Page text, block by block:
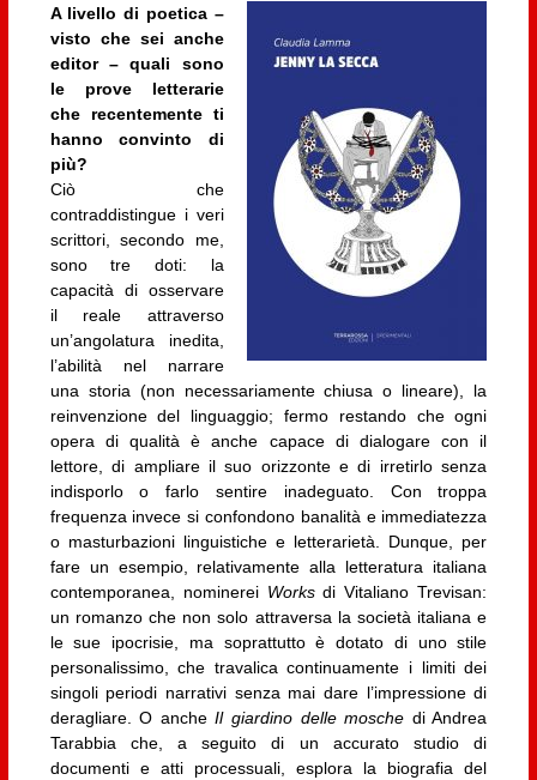
A livello di poetica –
visto che sei anche
editor – quali sono
le prove letterarie
che recentemente ti
hanno convinto di
più?
Ciò che
contraddistingue i veri
scrittori, secondo me,
sono tre doti: la
capacità di osservare
il reale attraverso
un’angolatura inedita,
l’abilità nel narrare
una storia (non necessariamente chiusa o lineare), la
reinvenzione del linguaggio; fermo restando che ogni
opera di qualità è anche capace di dialogare con il
lettore, di ampliare il suo orizzonte e di irretirlo senza
indisporlo o farlo sentire inadeguato. Con troppa
frequenza invece si confondono banalità e immediatezza
o masturbazioni linguistiche e letterarietà. Dunque, per
fare un esempio, relativamente alla letteratura italiana
contemporanea, nominerei Worksdi Vitaliano Trevisan:
un romanzo che non solo attraversa la società italiana e
le sue ipocrisie, ma soprattutto è dotato di uno stile
personalissimo, che travalica continuamente i limiti dei
singoli periodi narrativi senza mai dare l’impressione di
deragliare. O ancheIl giardino delle mosche di Andrea
Tarabbia che, a seguito di un accurato studio di
documenti e atti processuali, esplora la biografia del